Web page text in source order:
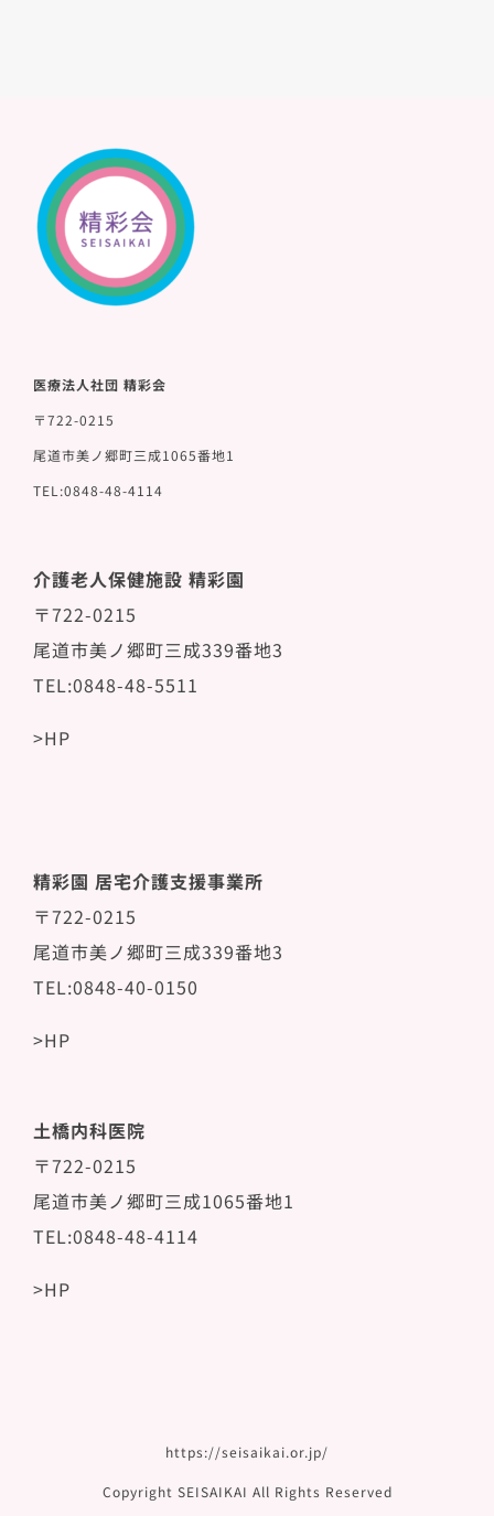
医療法人社団 精彩会
〒722-0215
尾道市美ノ郷町三成1065番地1
TEL:0848-48-4114
介護老人保健施設 精彩園
〒722-0215
尾道市美ノ郷町三成339番地3
TEL:0848-48-5511
>HP
精彩園 居宅介護支援事業所
〒722-0215
尾道市美ノ郷町三成339番地3
TEL:0848-40-0150
>HP
土橋内科医院
〒722-0215
尾道市美ノ郷町三成1065番地1
TEL:0848-48-4114
>HP
https://seisaikai.or.jp/
Copyright SEISAIKAI All Rights Reserved